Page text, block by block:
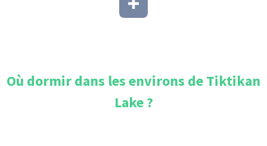
Où dormir dans les environs deTiktikan
Lake?